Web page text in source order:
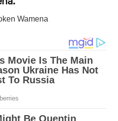
Wamena